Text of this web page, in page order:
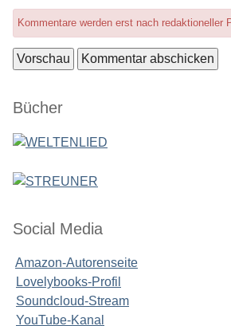
Kommentare werden erst nach redaktioneller
Seitenleiste
Bücher
Social Media
Amazon-Autorenseite
Lovelybooks-Profil
Soundcloud-Stream
YouTube-Kanal